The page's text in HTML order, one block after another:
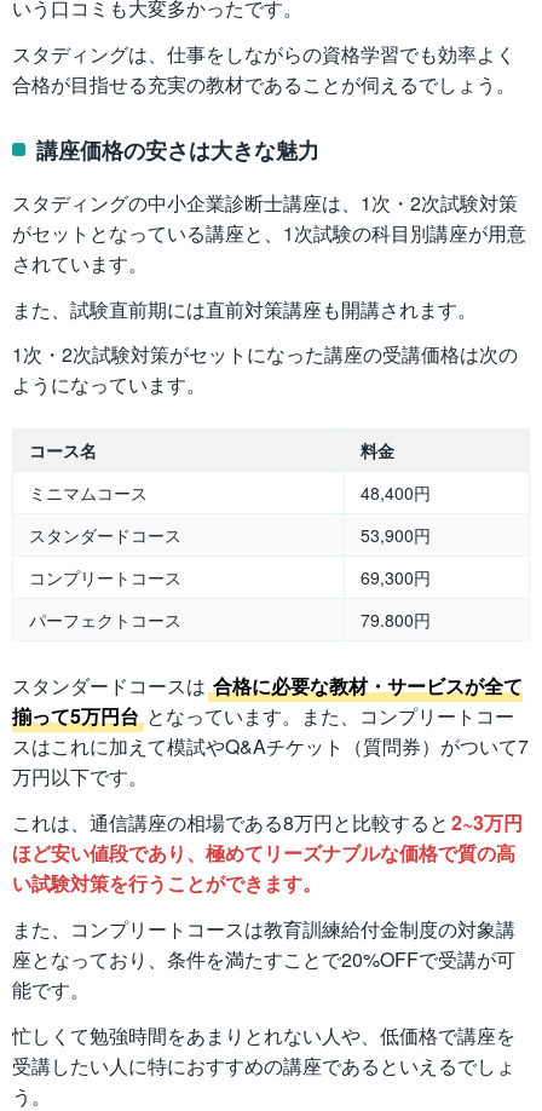
いう口コミも大変多かったです。
スタディングは、仕事をしながらの資格学習でも効率よく
合格が目指せる充実の教材であることが伺えるでしょう。
講座価格の安さは大きな魅力
スタディングの中小企業診断士講座は、1次・2次試験対策
がセットとなっている講座と、1次試験の科目別講座が用意
されています。
また、試験直前期には直前対策講座も開講されます。
1次・2次試験対策がセットになった講座の受講価格は次の
ようになっています。
コース名
料金
ミニマムコース
48,400円
スタンダードコース
53,900円
コンプリートコース
69,300円
パーフェクトコース
79.800円
スタンダードコースは 合格に必要な教材・サービスが全て
揃って5万円台 となっています。また、コンプリートコー
スはこれに加えて模試やQ&Aチケット（質問券）がついて7
万円以下です。
これは、通信講座の相場である8万円と比較すると 2~3万円
ほど安い値段であり、極めてリーズナブルな価格で質の高
い試験対策を行うことができます。
また、コンプリートコースは教育訓練給付金制度の対象講
座となっており、条件を満たすことで20%OFFで受講が可
能です。
忙しくて勉強時間をあまりとれない人や、低価格で講座を
受講したい人に特におすすめの講座であるといえるでしょ
う。